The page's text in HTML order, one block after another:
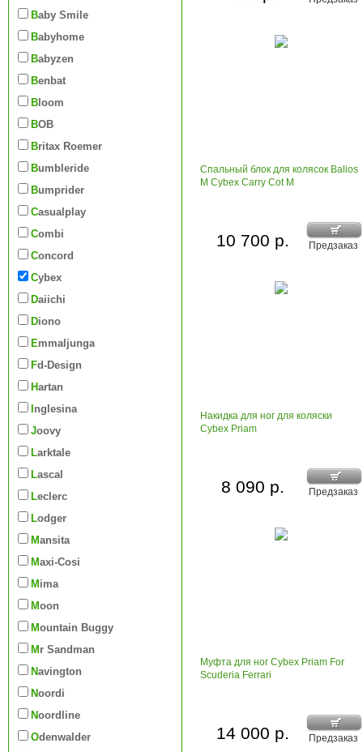
Baby Smile
Babyhome
Babyzen
Benbat
Bloom
BOB
Britax Roemer
Bumbleride
Bumprider
Casualplay
Combi
Concord
Cybex
Daiichi
Diono
Emmaljunga
Fd-Design
Hartan
Inglesina
Joovy
Larktale
Lascal
Leclerc
Lodger
Mansita
Maxi-Cosi
Mima
Moon
Mountain Buggy
Mr Sandman
Navington
Noordi
Noordline
Odenwalder
Спальный блок для колясок Balios
M Cybex Carry Cot M
Предзаказ
10 700 р.
Накидка для ног для коляски
Cybex Priam
Предзаказ
8 090 р.
Муфта для ног Cybex Priam For
Scuderia Ferrari
Предзаказ
14 000 р.